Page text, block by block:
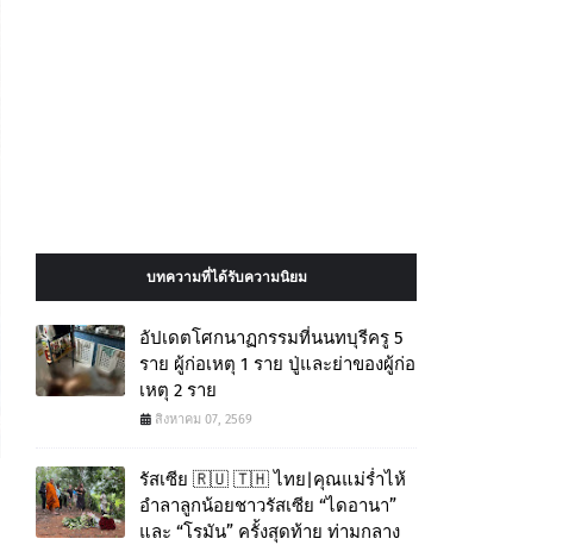
บทความที่ได้รับความนิยม
อัปเดตโศกนาฏกรรมที่นนทบุรีครู 5
ราย ผู้ก่อเหตุ 1 ราย ปู่และย่าของผู้ก่อ
เหตุ 2 ราย
สิงหาคม 07, 2569
รัสเซีย 🇷🇺 🇹🇭 ไทย|คุณแม่ร่ำไห้
อำลาลูกน้อยชาวรัสเซีย “ไดอานา”
และ “โรมัน” ครั้งสุดท้าย ท่ามกลาง